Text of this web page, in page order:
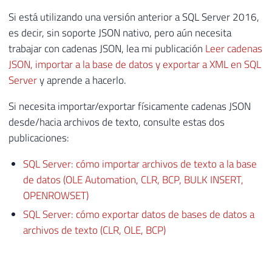
Si está utilizando una versión anterior a SQL Server 2016,
es decir, sin soporte JSON nativo, pero aún necesita
trabajar con cadenas JSON, lea mi publicación Leer cadenas
JSON, importar a la base de datos y exportar a XML en SQL
Servery aprende a hacerlo.
Si necesita importar/exportar físicamente cadenas JSON
desde/hacia archivos de texto, consulte estas dos
publicaciones:
SQL Server: cómo importar archivos de texto a la base
de datos (OLE Automation, CLR, BCP, BULK INSERT,
OPENROWSET)
SQL Server: cómo exportar datos de bases de datos a
archivos de texto (CLR, OLE, BCP)